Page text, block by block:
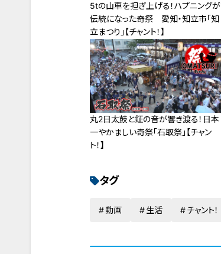
5tの山車を担ぎ上げる！ハプニングが
伝統になった奇祭 愛知・知立市「知
立まつり」【チャント！】
丸2日太鼓と鉦の音が響き渡る！日本
一やかましい奇祭「石取祭」【チャン
ト！】
タグ
動画 生活 チャント！